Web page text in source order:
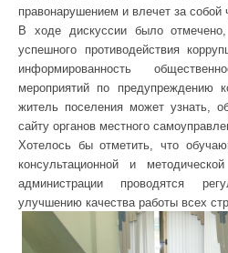
правонарушением и влечет за собой
В ходе дискуссии было
успешного противодействия
информированность
мероприятий по предупреждению
житель поселения может узнать,
сайту органов местного
Хотелось бы отметить, что
консультационной и
администрации проводятся
улучшению качества работы всех